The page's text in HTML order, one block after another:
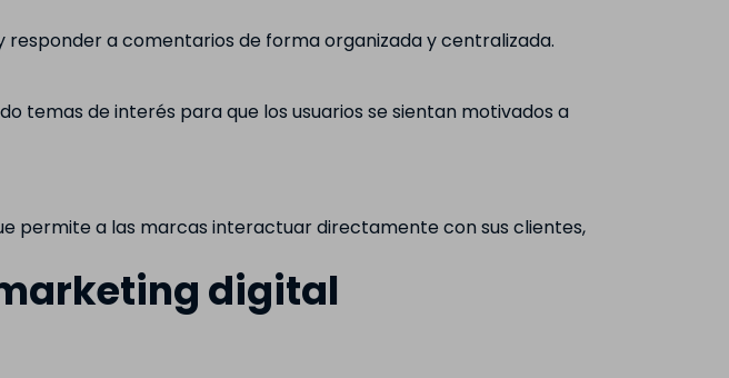
a comentarios de forma organizada y centralizada.
temas de interés para que los usuarios se sientan motivados a
permite a las marcas interactuar directamente con sus clientes,
digital